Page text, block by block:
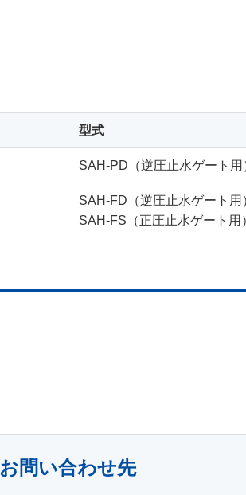
型式
SAH-PD（逆圧止水ゲート用
SAH-FD（逆圧止水ゲート用
SAH-FS（正圧止水ゲート用
お問い合わせ先